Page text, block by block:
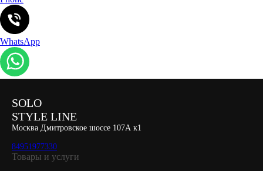
WhatsApp
SOLO
STYLE LINE
Москва Дмитровское шоссе 107А к1
84951977330
Товары и услуги